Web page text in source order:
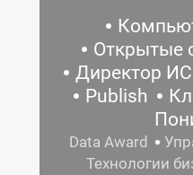
Открытые
Директор ИС
Publish
Data Award
Технологии